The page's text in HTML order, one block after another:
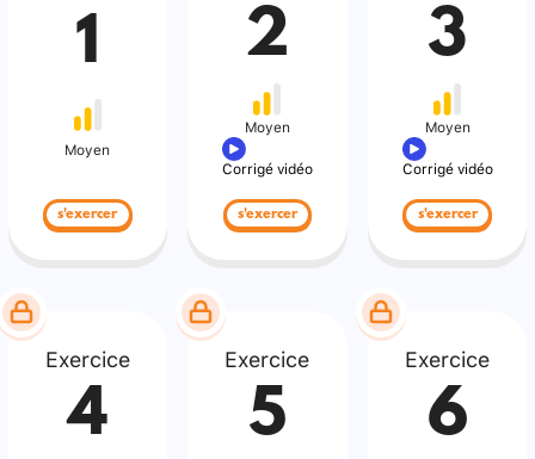
1
Moyen
s'exercer
2
Moyen
Corrigé vidéo
s'exercer
3
Moyen
Corrigé vidéo
s'exercer
Exercice
4
Exercice
5
Exercice
6